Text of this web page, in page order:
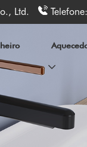
Ltd. Telefone: